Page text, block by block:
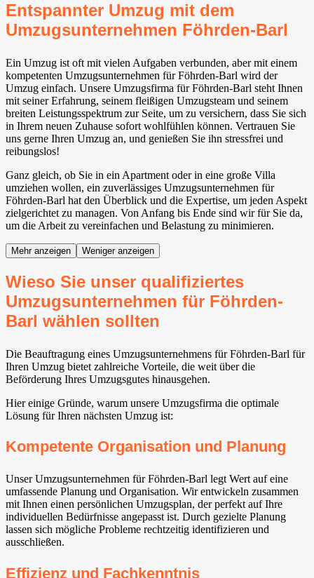
Entspannter Umzug mit dem
Umzugsunternehmen Föhrden-Barl
Ein Umzug ist oft mit vielen Aufgaben verbunden, aber mit einem
kompetenten Umzugsunternehmen für Föhrden-Barl wird der
Umzug einfach. Unsere Umzugsfirma für Föhrden-Barl steht Ihnen
mit seiner Erfahrung, seinem fleißigen Umzugsteam und seinem
breiten Leistungsspektrum zur Seite, um zu versichern, dass Sie sich
in Ihrem neuen Zuhause sofort wohlfühlen können. Vertrauen Sie
uns gerne Ihren Umzug an, und genießen Sie ihn stressfrei und
reibungslos!
Ganz gleich, ob Sie in ein Apartment oder in eine große Villa
umziehen wollen, ein zuverlässiges Umzugsunternehmen für
Föhrden-Barl hat den Überblick und die Expertise, um jeden Aspekt
zielgerichtet zu managen. Von Anfang bis Ende sind wir für Sie da,
um die Arbeit zu vereinfachen und Belastung zu minimieren.
Mehr anzeigen Weniger anzeigen
Wieso Sie unser qualifiziertes
Umzugsunternehmen für Föhrden-
Barl wählen sollten
Die Beauftragung eines Umzugsunternehmens für Föhrden-Barl für
Ihren Umzug bietet zahlreiche Vorteile, die weit über die
Beförderung Ihres Umzugsgutes hinausgehen.
Hier einige Gründe, warum unsere Umzugsfirma die optimale
Lösung für Ihren nächsten Umzug ist:
Kompetente Organisation und Planung
Unser Umzugsunternehmen für Föhrden-Barl legt Wert auf eine
umfassende Planung und Organisation. Wir entwickeln zusammen
mit Ihnen einen persönlichen Umzugsplan, der perfekt auf Ihre
individuellen Bedürfnisse angepasst ist. Durch gezielte Planung
lassen sich mögliche Probleme rechtzeitig identifizieren und
ausschließen.
Effizienz und Fachkenntnis